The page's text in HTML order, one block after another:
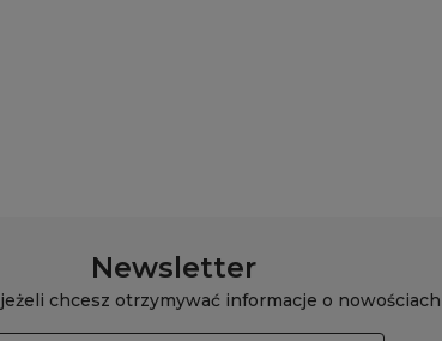
Newsletter
chcesz otrzymywać informacje o